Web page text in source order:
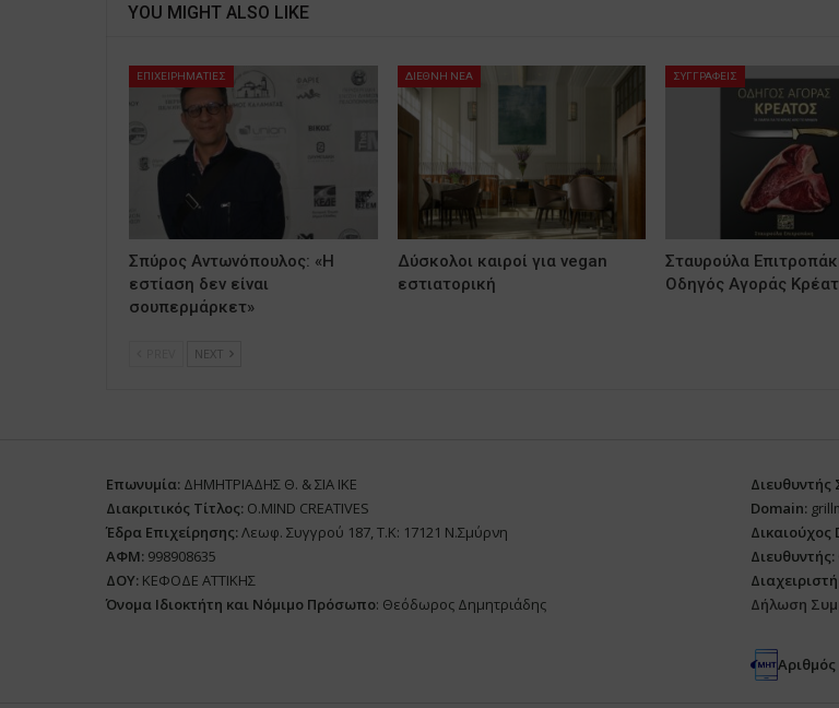
YOU MIGHT ALSO LIKE
ΕΠΙΧΕΙΡΗΜΑΤΙΕΣ
Σπύρος Αντωνόπουλος: «Η
εστίαση δεν είναι
σουπερμάρκετ»
ΔΙΕΘΝΗ ΝΕΑ
Δύσκολοι καιροί για vegan
εστιατορική
ΣΥΓΓΡΑΦΕΙΣ
Σταυρούλα
Οδηγός Αγοράς
NEXT
Επωνυμία: ΔΗΜΗΤΡΙΑΔΗΣ Θ. & ΣΙΑ ΙΚΕ
Διακριτικός Τίτλος: O.MIND CREATIVES
Έδρα Επιχείρησης:Λεωφ. Συγγρού 187, Τ.Κ: 17121 Ν.Σμύρνη
ΑΦΜ: 998908635
ΔΟΥ: ΚΕΦΟΔΕ ΑΤΤΙΚΗΣ
Όνομα Ιδιοκτήτη και Νόμιμο Πρόσωπο: Θεόδωρος Δημητριάδης
Διευθυντής
Domain:
Δικαιούχος
Διευθυντής:
Δήλωση